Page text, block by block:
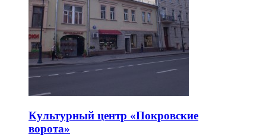
Культурный центр «Покровские
ворота»